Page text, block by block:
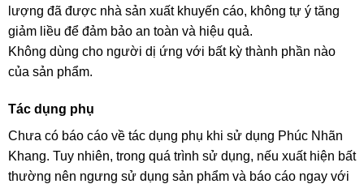
lượng đã được nhà sản xuất khuyến cáo, không tự ý tăng
giảm liều để đảm bảo an toàn và hiệu quả.
Không dùng cho người dị ứng với bất kỳ thành phần nào
của sản phẩm.
Tác dụng phụ
Chưa có báo cáo về tác dụng phụ khi sử dụng Phúc Nhãn
Khang. Tuy nhiên, trong quá trình sử dụng, nếu xuất hiện bất
thường nên ngưng sử dụng sản phẩm và báo cáo ngay với